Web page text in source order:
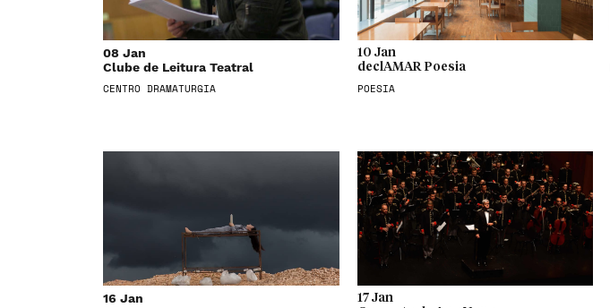
08 Jan
Clube de Leitura Teatral
CENTRO DRAMATURGIA
10 Jan
declAMAR Poesia
POESIA
16 Jan
17 Jan